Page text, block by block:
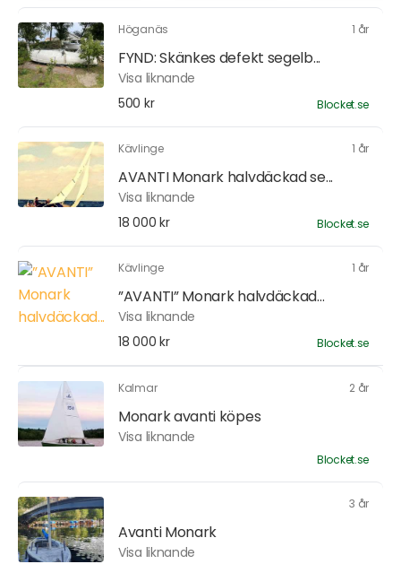
Höganäs 1 år
FYND: Skänkes defekt segelb...
Visa liknande
500 kr
Blocket.se
Kävlinge 1 år
AVANTI Monark halvdäckad se...
Visa liknande
18 000 kr
Blocket.se
Kävlinge 1 år
”AVANTI” Monark halvdäckad...
Visa liknande
18 000 kr
Blocket.se
Kalmar 2 år
Monark avanti köpes
Visa liknande
Blocket.se
3 år
Avanti Monark
Visa liknande